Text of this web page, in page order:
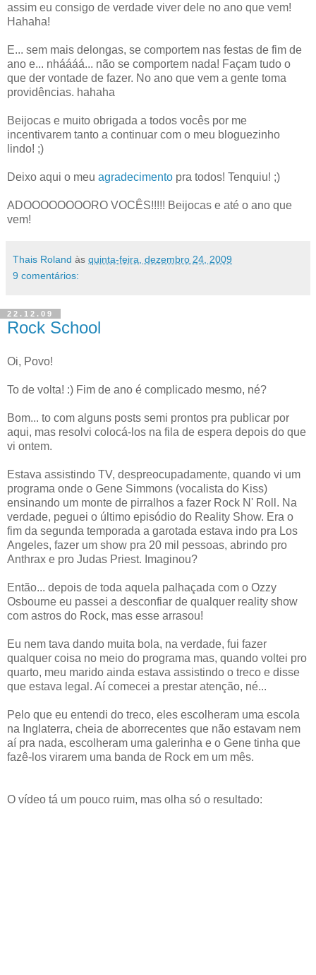
assim eu consigo de verdade viver dele no ano que vem!
Hahaha!
E... sem mais delongas, se comportem nas festas de fim de
ano e... nháááá... não se comportem nada! Façam tudo o
que der vontade de fazer. No ano que vem a gente toma
providências. hahaha
Beijocas e muito obrigada a todos vocês por me
incentivarem tanto a continuar com o meu bloguezinho
lindo! ;)
Deixo aqui o meu agradecimento pra todos! Tenquiu! ;)
ADOOOOOOOORO VOCÊS!!!!! Beijocas e até o ano que
vem!
Thais Roland às quinta-feira, dezembro 24, 2009
9 comentários:
22.12.09
Rock School
Oi, Povo!
To de volta! :) Fim de ano é complicado mesmo, né?
Bom... to com alguns posts semi prontos pra publicar por
aqui, mas resolvi colocá-los na fila de espera depois do que
vi ontem.
Estava assistindo TV, despreocupadamente, quando vi um
programa onde o Gene Simmons (vocalista do Kiss)
ensinando um monte de pirralhos a fazer Rock N' Roll. Na
verdade, peguei o último episódio do Reality Show. Era o
fim da segunda temporada a garotada estava indo pra Los
Angeles, fazer um show pra 20 mil pessoas, abrindo pro
Anthrax e pro Judas Priest. Imaginou?
Então... depois de toda aquela palhaçada com o Ozzy
Osbourne eu passei a desconfiar de qualquer reality show
com astros do Rock, mas esse arrasou!
Eu nem tava dando muita bola, na verdade, fui fazer
qualquer coisa no meio do programa mas, quando voltei pro
quarto, meu marido ainda estava assistindo o treco e disse
que estava legal. Aí comecei a prestar atenção, né...
Pelo que eu entendi do treco, eles escolheram uma escola
na Inglaterra, cheia de aborrecentes que não estavam nem
aí pra nada, escolheram uma galerinha e o Gene tinha que
fazê-los virarem uma banda de Rock em um mês.
O vídeo tá um pouco ruim, mas olha só o resultado: